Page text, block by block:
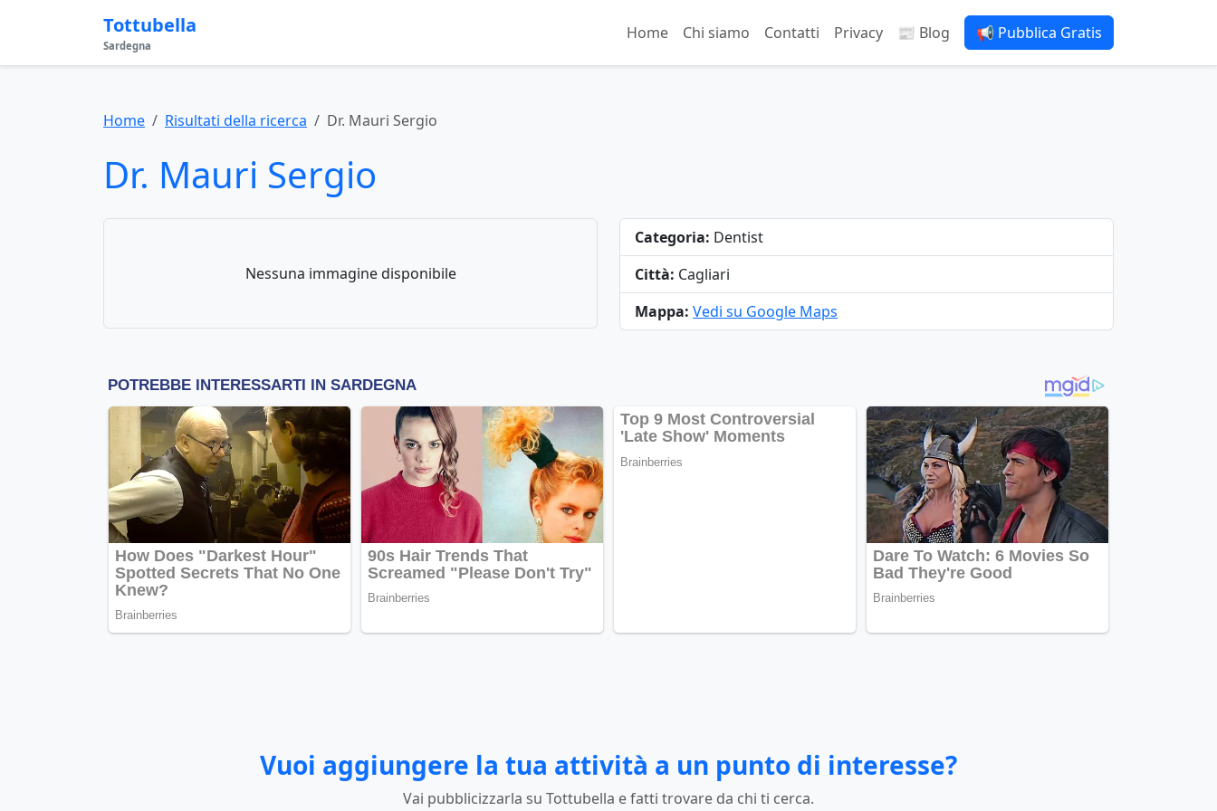
Tottubella
Sardegna
Home Chi siamo Contatti Privacy 📰 Blog 📢 Pubblica Gratis
Home Risultati della ricerca Dr. Mauri Sergio
Dr. Mauri Sergio
Nessuna immagine disponibile
Categoria: Dentist
Città: Cagliari
Mappa: Vedi su Google Maps
Vuoi aggiungere la tua attività a un punto di interesse?
Vai pubblicizzarla su Tottubella e fatti trovare da chi ti cerca.